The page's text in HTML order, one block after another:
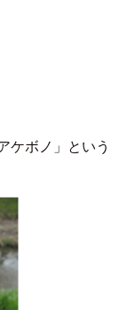
ケボノ」という